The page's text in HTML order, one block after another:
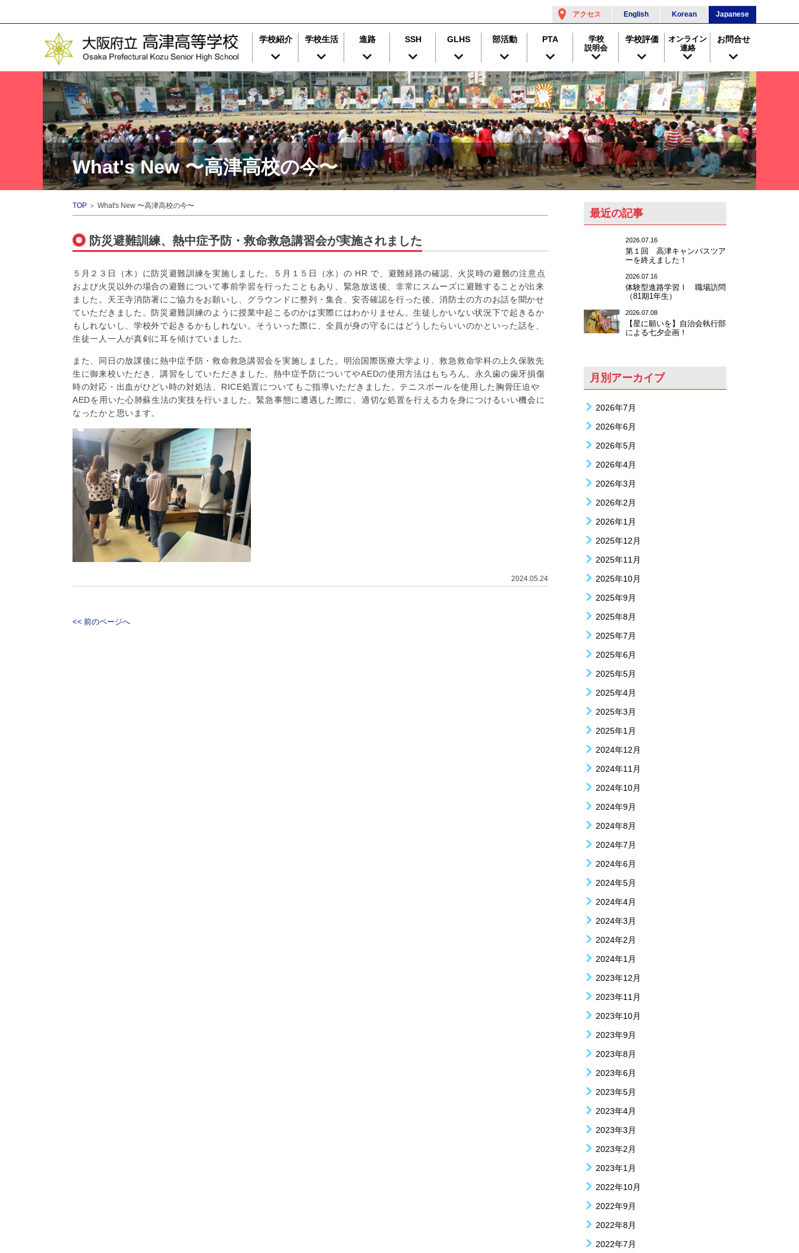
アクセス English Korean Japanese
学校紹介 学校生活 進路 SSH GLHS 部活動 PTA
学校
説明会
学校評価
オンライン
連絡
お問合せ
What's New 〜高津高校の今〜
TOP ＞ What's New 〜高津高校の今〜
防災避難訓練、熱中症予防・救命救急講習会が実施されました
５月２３日（木）に防災避難訓練を実施しました。５月１５日（水）の HR で、避難経路の確認、火災時の避難の注意点
および火災以外の場合の避難について事前学習を行ったこともあり、緊急放送後、非常にスムーズに避難することが出来
ました。天王寺消防署にご協力をお願いし、グラウンドに整列・集合、安否確認を行った後、消防士の方のお話を聞かせ
ていただきました。防災避難訓練のように授業中起こるのかは実際にはわかりません。生徒しかいない状況下で起きるか
もしれないし、学校外で起きるかもしれない。そういった際に、全員が身の守るにはどうしたらいいのかといった話を、
生徒一人一人が真剣に耳を傾けていました。
また、同日の放課後に熱中症予防・救命救急講習会を実施しました。明治国際医療大学より、救急救命学科の上久保敦先
生に御来校いただき、講習をしていただきました。熱中症予防についてやAEDの使用方法はもちろん、永久歯の歯牙損傷
時の対応・出血がひどい時の対処法、RICE処置についてもご指導いただきました。テニスボールを使用した胸骨圧迫や
AEDを用いた心肺蘇生法の実技を行いました。緊急事態に遭遇した際に、適切な処置を行える力を身につけるいい機会に
なったかと思います。
2024.05.24
<< 前のページへ
最近の記事
2026.07.16
第１回 高津キャンパスツア
ーを終えました！
2026.07.16
体験型進路学習Ⅰ 職場訪問
（81期1年生）
2026.07.08
【星に願いを】自治会執行部
による七夕企画！
月別アーカイブ
2026年7月
2026年6月
2026年5月
2026年4月
2026年3月
2026年2月
2026年1月
2025年12月
2025年11月
2025年10月
2025年9月
2025年8月
2025年7月
2025年6月
2025年5月
2025年4月
2025年3月
2025年1月
2024年12月
2024年11月
2024年10月
2024年9月
2024年8月
2024年7月
2024年6月
2024年5月
2024年4月
2024年3月
2024年2月
2024年1月
2023年12月
2023年11月
2023年10月
2023年9月
2023年8月
2023年6月
2023年5月
2023年4月
2023年3月
2023年2月
2023年1月
2022年10月
2022年9月
2022年8月
2022年7月